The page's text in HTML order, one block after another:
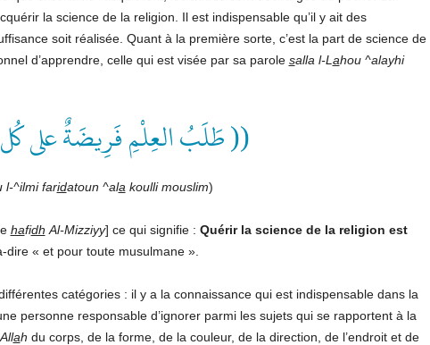
la science de la religion. Il est indispensable qu’il y ait des
soit réalisée. Quant à la première sorte, c’est la part de science de
d’apprendre, celle qui est visée par sa parole salla l-L ahou ^alayhi
(( طَلَبُ العِلْمِ فَرِيضَةٌ على
l-^ilmi faridatoun ^ala koulli mouslim)
hafidh Al-Mizziyy] ce qui signifie : Quérir la science de la religion est
dire « et pour toute musulmane ».
catégories : il y a la connaissance qui est indispensable dans la
personne responsable d’ignorer parmi les sujets qui se rapportent à la
Allah du corps, de la forme, de la couleur, de la direction, de l’endroit et de